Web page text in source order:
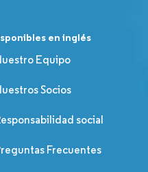
en inglés
Equipo
Socios
social
Frecuentes